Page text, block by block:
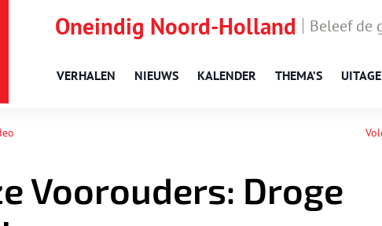
Oneindig Noord-Holland Beleef de
VERHALEN NIEUWS KALENDER THEMA’S
Voorouders: Droge